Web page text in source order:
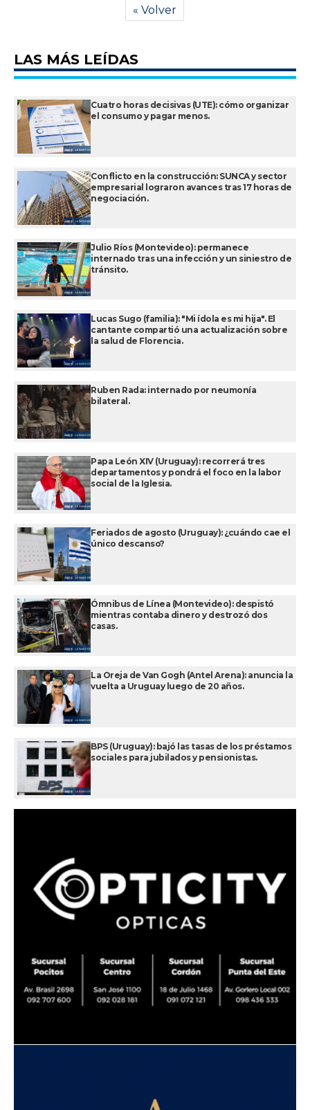
« Volver
LAS MÁS LEÍDAS
Cuatro horas decisivas (UTE): cómo organizar
el consumo y pagar menos.
Conflicto en la construcción: SUNCA y sector
empresarial lograron avances tras 17 horas de
negociación.
Julio Ríos (Montevideo): permanece
internado tras una infección y un siniestro de
tránsito.
Lucas Sugo (familia): "Mi ídola es mi hija". El
cantante compartió una actualización sobre
la salud de Florencia.
Ruben Rada: internado por neumonía
bilateral.
Papa León XIV (Uruguay): recorrerá tres
departamentos y pondrá el foco en la labor
social de la Iglesia.
Feriados de agosto (Uruguay): ¿cuándo cae el
único descanso?
Ómnibus de Línea (Montevideo): despistó
mientras contaba dinero y destrozó dos
casas.
La Oreja de Van Gogh (Antel Arena): anuncia la
vuelta a Uruguay luego de 20 años.
BPS (Uruguay): bajó las tasas de los préstamos
sociales para jubilados y pensionistas.